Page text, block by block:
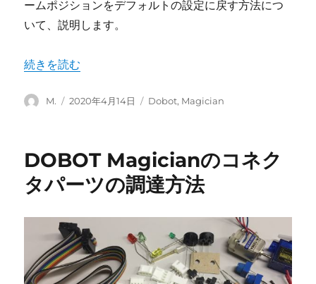
ームポジションをデフォルトの設定に戻す方法につ
いて、説明します。
“DOBOT Magicianのホームポジションを変更するには
続きを読む
投
M.
投
2020年4月14日
カ
ー
Dobot, Magician
DOBOT Magicianのコネク
タパーツの調達方法